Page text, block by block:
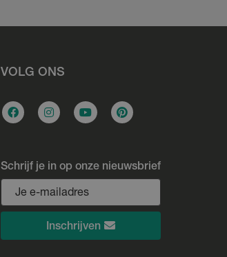
VOLG ONS
Schrijf je in op onze nieuwsbrief
Inschrijven